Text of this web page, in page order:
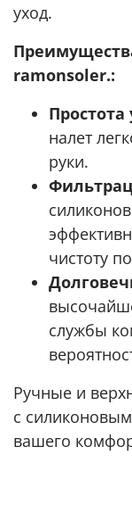
уход.
ramonsoler.:
Простота
налет
руки.
чистоту
службы
Ручные и
с
вашего